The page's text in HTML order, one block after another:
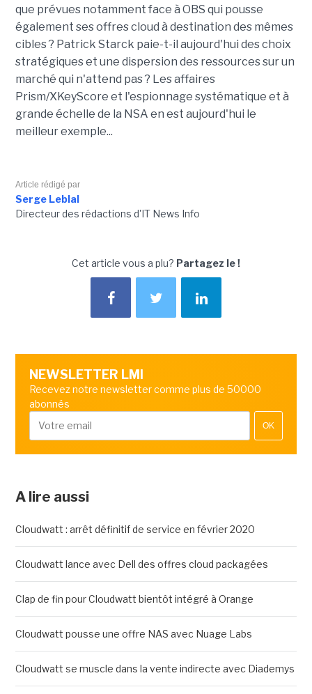
que prévues notamment face à OBS qui pousse
également ses offres cloud à destination des mêmes
cibles ? Patrick Starck paie-t-il aujourd'hui des choix
stratégiques et une dispersion des ressources sur un
marché qui n'attend pas ? Les affaires
Prism/XKeyScore et l'espionnage systématique et à
grande échelle de la NSA en est aujourd'hui le
meilleur exemple...
Article rédigé par
Serge Leblal
Directeur des rédactions d'IT News Info
Cet article vous a plu? Partagez le !
NEWSLETTER LMI
Recevez notre newsletter comme plus de 50000
abonnés
OK
A lire aussi
Cloudwatt : arrêt définitif de service en février 2020
Cloudwatt lance avec Dell des offres cloud packagées
Clap de fin pour Cloudwatt bientôt intégré à Orange
Cloudwatt pousse une offre NAS avec Nuage Labs
Cloudwatt se muscle dans la vente indirecte avec Diademys